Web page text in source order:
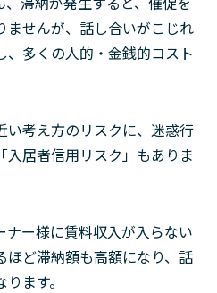
ませんが、話し合いがこじれ
、多くの人的・金銭的コスト
い考え方のリスクに、迷惑行
居者信用リスク」もありま
ー様に賃料収入が入らない
ほど滞納額も高額になり、話
ます。